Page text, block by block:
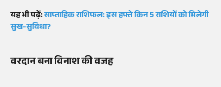
यह भी पढ़ें:साप्ताहिक राशिफल: इस हफ्ते किन 5 राशियों को मिलेगी
सुख-सुविधा?
वरदान बना विनाश की वजह